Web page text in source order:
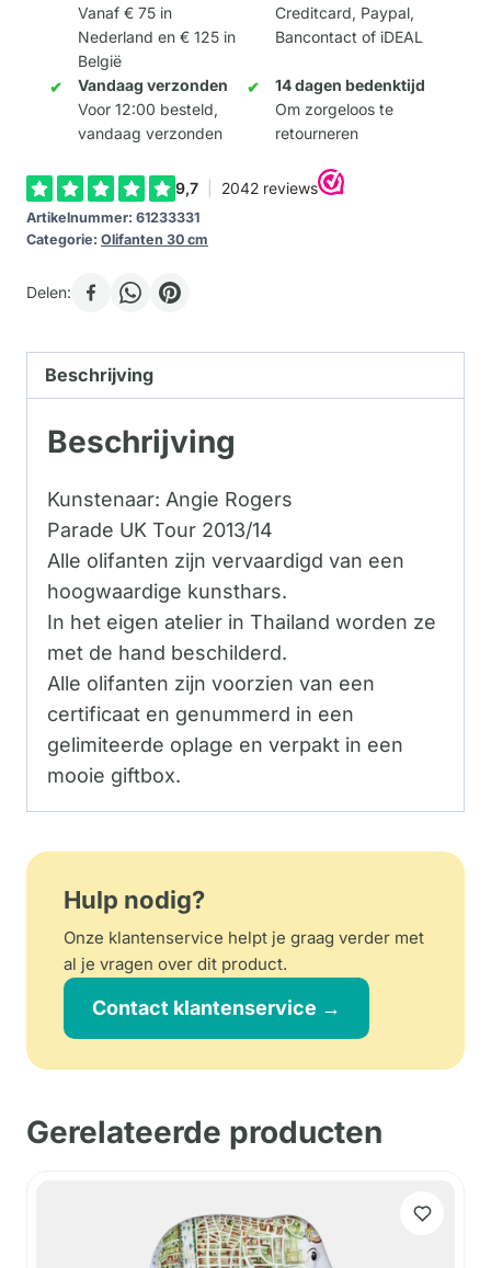
Vanaf € 75 in
Nederland en € 125 in
België
Creditcard, Paypal,
Bancontact of iDEAL
Vandaag verzonden
Voor 12:00 besteld,
vandaag verzonden
14 dagen bedenktijd
Om zorgeloos te
retourneren
Artikelnummer: 61233331
Categorie: Olifanten 30 cm
Delen:
Beschrijving
Beschrijving
Kunstenaar: Angie Rogers
Parade UK Tour 2013/14
Alle olifanten zijn vervaardigd van een
hoogwaardige kunsthars.
In het eigen atelier in Thailand worden ze
met de hand beschilderd.
Alle olifanten zijn voorzien van een
certificaat en genummerd in een
gelimiteerde oplage en verpakt in een
mooie giftbox.
Hulp nodig?
Onze klantenservice helpt je graag verder met
al je vragen over dit product.
Contact klantenservice →
Gerelateerde producten